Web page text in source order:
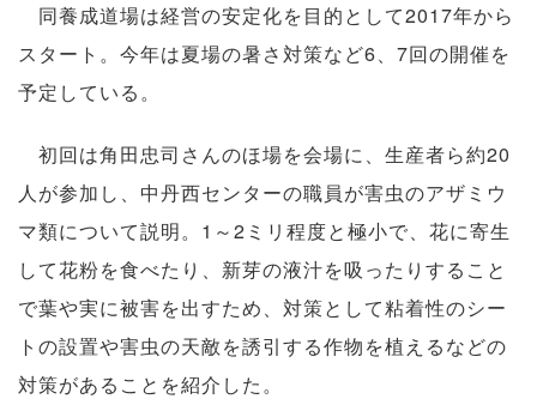
同養成道場は経営の安定化を目的として2017年から
スタート。今年は夏場の暑さ対策など6、7回の開催を
予定している。
初回は角田忠司さんのほ場を会場に、生産者ら約20
人が参加し、中丹西センターの職員が害虫のアザミウ
マ類について説明。1～2ミリ程度と極小で、花に寄生
して花粉を食べたり、新芽の液汁を吸ったりすること
で葉や実に被害を出すため、対策として粘着性のシー
トの設置や害虫の天敵を誘引する作物を植えるなどの
対策があることを紹介した。